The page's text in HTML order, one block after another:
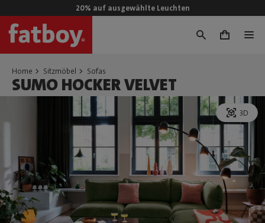
20% auf ausgewählte Leuchten
0
Home Sitzmöbel Sofas
SUMO HOCKER VELVET
3D